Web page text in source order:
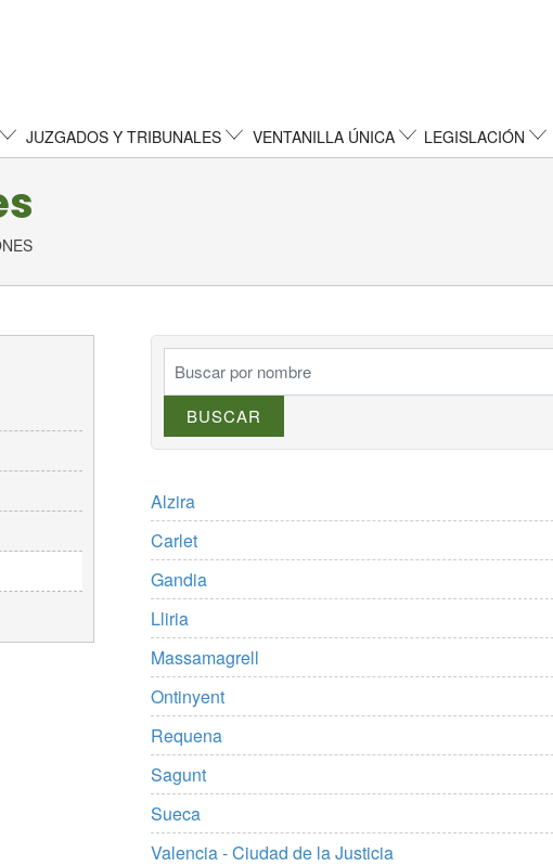
JUZGADOS Y TRIBUNALES VENTANILLA ÚNICA LEGISLACIÓN
BUSCAR
Alzira
Carlet
Gandia
Lliria
Massamagrell
Ontinyent
Requena
Sagunt
Sueca
Valencia - Ciudad de la Justicia